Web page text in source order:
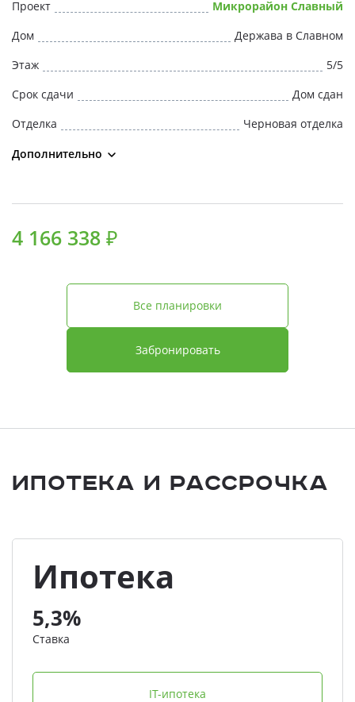
Проект
Микрорайон Славный
Дом
Держава в Славном
Этаж
5/5
Срок сдачи
Дом сдан
Отделка
Черновая отделка
Дополнительно
4 166 338 ₽
Забронировать
Все планировки
Ипотека и Рассрочка
Ипотека
5,3%
Ставка
IT-ипотека